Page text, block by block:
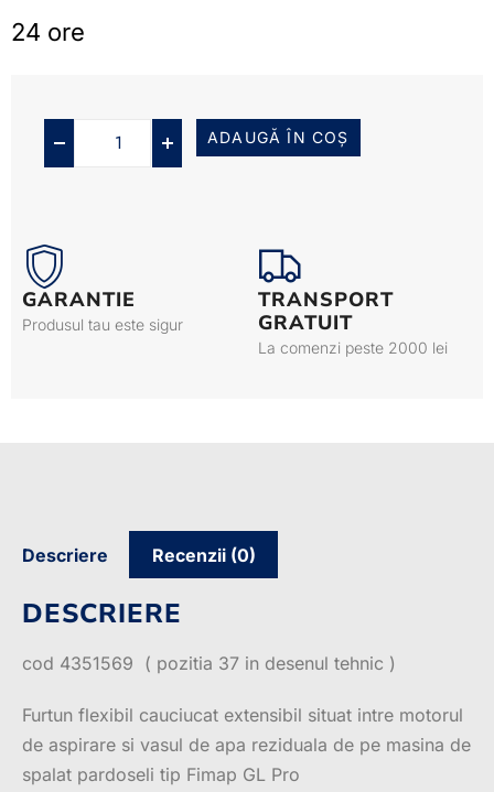
24 ore
ADAUGĂ ÎN COȘ
GARANTIE
Produsul tau este sigur
TRANSPORT
GRATUIT
La comenzi peste 2000 lei
Descriere Recenzii (0)
DESCRIERE
cod 4351569 ( pozitia 37 in desenul tehnic )
Furtun flexibil cauciucat extensibil situat intre motorul
de aspirare si vasul de apa reziduala de pe masina de
spalat pardoseli tip Fimap GL Pro